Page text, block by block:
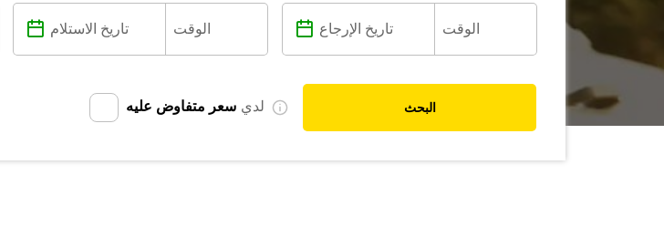
لدي سعر متفاوض عليه البحث